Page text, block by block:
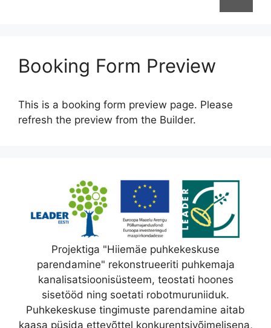
Booking Form Preview
This is a booking form preview page. Please
refresh the preview from the Builder.
Projektiga "Hiiemäe puhkekeskuse
parendamine" rekonstrueeriti puhkemaja
kanalisatsioonisüsteem, teostati hoones
sisetööd ning soetati robotmuruniiduk.
Puhkekeskuse tingimuste parendamine aitab
kaasa püsida ettevõttel konkurentsivõimelisena,